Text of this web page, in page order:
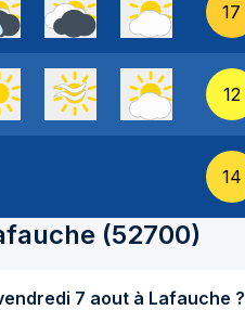
17
12
14
(52700)
Quel temps fait-il aujourd'hui vendredi 7 aout à Lafauche ?